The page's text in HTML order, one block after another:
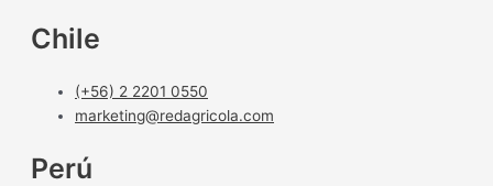
Chile
(+56) 2 2201 0550
marketing@redagricola.com
Perú